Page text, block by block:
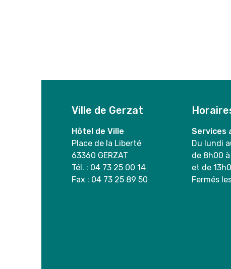
Ville de Gerzat
Hôtel de Ville
Place de la Liberté
63360 GERZAT
Tél. : 04 73 25 00 14
Fax : 04 73 25 89 50
Services
Du lundi
de 8h00
et de
Fermés